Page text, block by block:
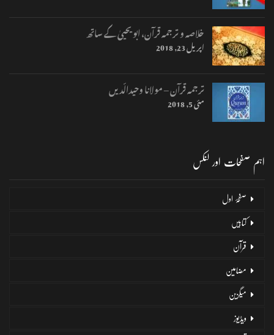
خلاصہ و ترجمہ قرآن، ابو یحییٰ کے ساتھ
اپریل 23, 2018
ترجمہ قرآن – مولانا وحیدالّدیں
مئی 5, 2018
اہم صفحات اور لنکس
صفحۂ اول
کتابیں
قرآن
مضامین
میگزین
ویڈیوز